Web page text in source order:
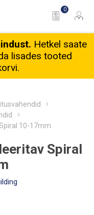
0
Hetkel saate
lisades tooted
10-17mm
Spiral